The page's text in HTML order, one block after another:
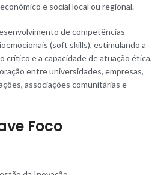
e social local ou regional.
de competências
(soft skills), estimulando a
crítico e a capacidade de atuação ética,
entre universidades, empresas,
associações comunitárias e
Foco